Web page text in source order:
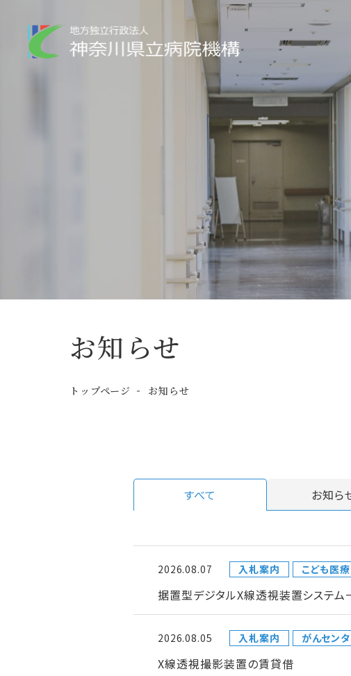
お知らせ
トップページ お知らせ
すべて お知ら
2026.08.07 入札案内 こども医
据置型デジタルX線透視装置システム
2026.08.05 入札案内 がんセン
X線透視撮影装置の賃貸借